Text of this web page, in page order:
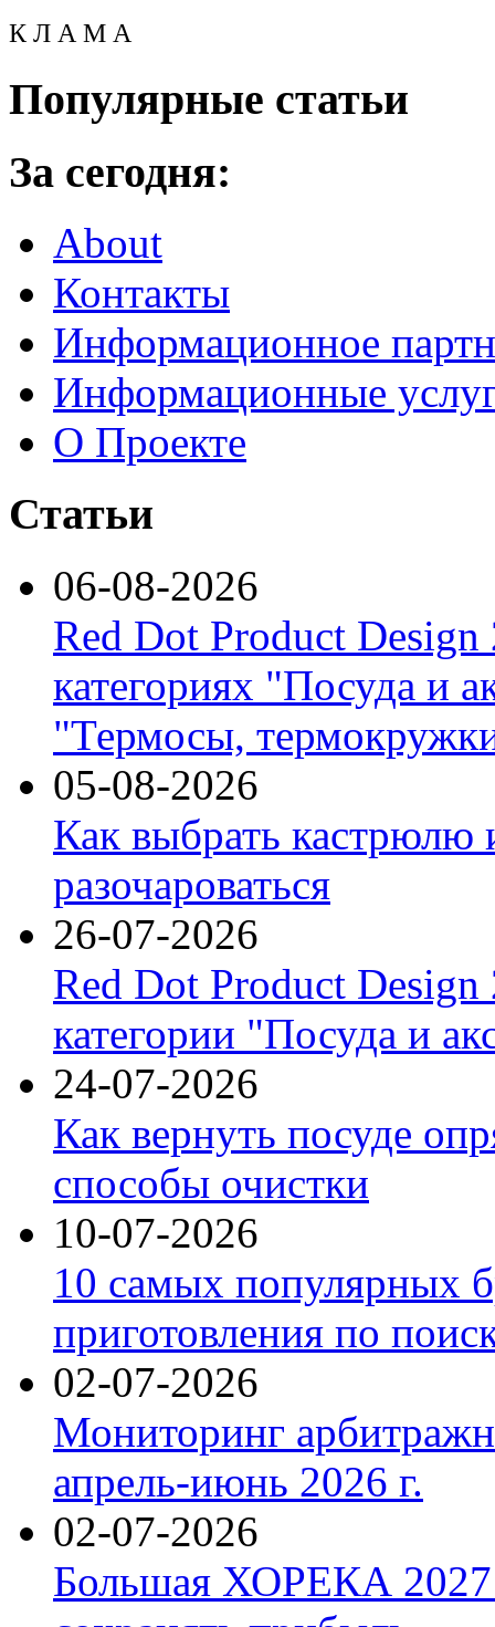
К Л А М А
Популярные статьи
За сегодня:
About
Контакты
Информационное
Информационные
О Проекте
Статьи
06-08-2026
Red Dot Product Design
категориях "Посуда и
"Термосы,
05-08-2026
Как выбрать кастрюлю
разочароваться
26-07-2026
Red Dot Product Design
категории "Посуда и
24-07-2026
Как вернуть посуде
способы очистки
10-07-2026
10 самых популярных
приготовления по
02-07-2026
Мониторинг
апрель-июнь 2026 г.
02-07-2026
Большая ХОРЕКА 2027: